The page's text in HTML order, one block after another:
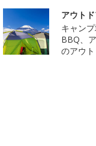
アウト
キャン
BBQ、
のアウ